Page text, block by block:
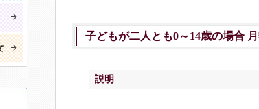
子どもが二人とも0～14歳の場合
説明